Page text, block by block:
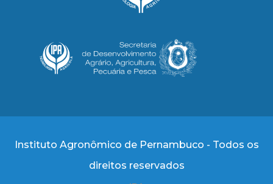
Instituto Agronômico de Pernambuco - Todos os
direitos reservados